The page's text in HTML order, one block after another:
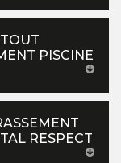
PISCINE
RESPECT